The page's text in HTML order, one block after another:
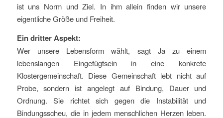
ist uns Norm und Ziel. In ihm allein finden wir unsere
eigentliche Größe und Freiheit.
Ein dritter Aspekt:
Wer unsere Lebensform wählt, sagt Ja zu einem
lebenslangen Eingefügtsein in eine konkrete
Klostergemeinschaft. Diese Gemeinschaft lebt nicht auf
Probe, sondern ist angelegt auf Bindung, Dauer und
Ordnung. Sie richtet sich gegen die Instabilität und
Bindungsscheu, die in jedem menschlichen Herzen leben.